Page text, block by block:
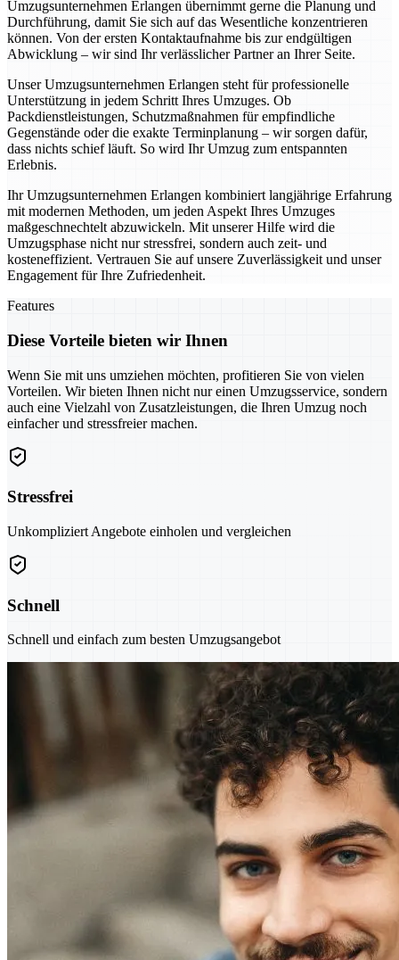
Umzugsunternehmen Erlangen übernimmt gerne die Planung und
Durchführung, damit Sie sich auf das Wesentliche konzentrieren
können. Von der ersten Kontaktaufnahme bis zur endgültigen
Abwicklung – wir sind Ihr verlässlicher Partner an Ihrer Seite.
Unser Umzugsunternehmen Erlangen steht für professionelle
Unterstützung in jedem Schritt Ihres Umzuges. Ob
Packdienstleistungen, Schutzmaßnahmen für empfindliche
Gegenstände oder die exakte Terminplanung – wir sorgen dafür,
dass nichts schief läuft. So wird Ihr Umzug zum entspannten
Erlebnis.
Ihr Umzugsunternehmen Erlangen kombiniert langjährige Erfahrung
mit modernen Methoden, um jeden Aspekt Ihres Umzuges
maßgeschnechtelt abzuwickeln. Mit unserer Hilfe wird die
Umzugsphase nicht nur stressfrei, sondern auch zeit- und
kosteneffizient. Vertrauen Sie auf unsere Zuverlässigkeit und unser
Engagement für Ihre Zufriedenheit.
Features
Diese Vorteile bieten wir Ihnen
Wenn Sie mit uns umziehen möchten, profitieren Sie von vielen
Vorteilen. Wir bieten Ihnen nicht nur einen Umzugsservice, sondern
auch eine Vielzahl von Zusatzleistungen, die Ihren Umzug noch
einfacher und stressfreier machen.
Stressfrei
Unkompliziert Angebote einholen und vergleichen
Schnell
Schnell und einfach zum besten Umzugsangebot